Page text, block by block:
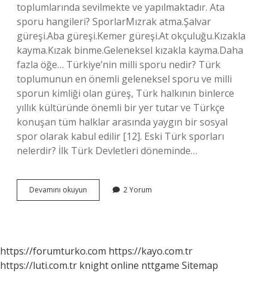
toplumlarında sevilmekte ve yapılmaktadır. Ata
sporu hangileri? SporlarMızrak atma.Şalvar
güreşi.Aba güreşi.Kemer güreşi.At okçuluğu.Kızakla
kayma.Kızak binme.Geleneksel kızakla kayma.Daha
fazla öğe… Türkiye’nin milli sporu nedir? Türk
toplumunun en önemli geleneksel sporu ve milli
sporun kimliği olan güreş, Türk halkının binlerce
yıllık kültüründe önemli bir yer tutar ve Türkçe
konuşan tüm halklar arasında yaygın bir sosyal
spor olarak kabul edilir [12]. Eski Türk sporları
nelerdir? İlk Türk Devletleri döneminde…
Devamını okuyun
Sporlarımız
2 Yorum
https://forumturko.com https://kayo.com.tr
https://luti.com.tr knight online nttgame Sitemap